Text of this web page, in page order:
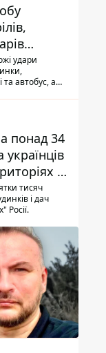
удари
та автобус, а
понад 34
українців
-
тисяч
і дач
Росії.